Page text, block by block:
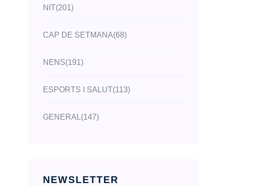
NIT(201)
CAP DE SETMANA(68)
NENS(191)
ESPORTS I SALUT(113)
GENERAL(147)
NEWSLETTER